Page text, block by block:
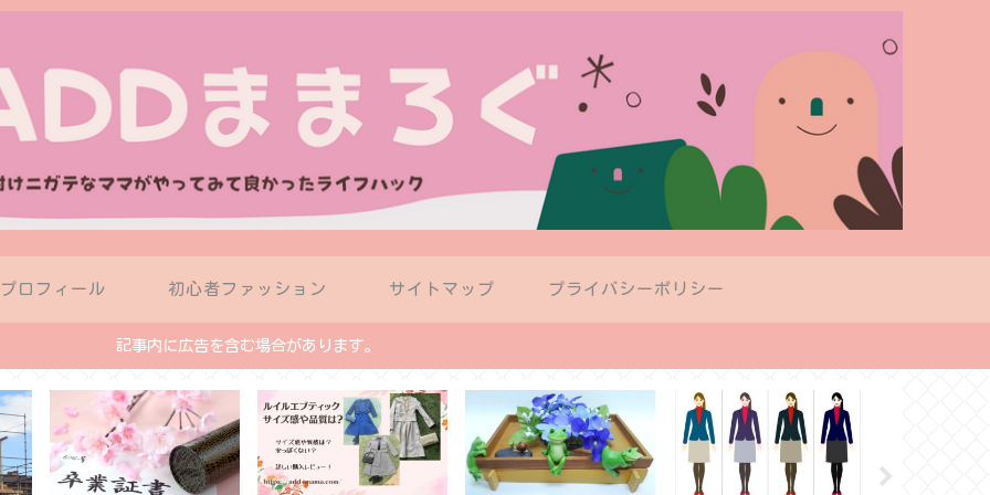
プロフィール 初心者ファッション サイトマップ プライバシーポリシー
記事内に広告を含む場合があります。